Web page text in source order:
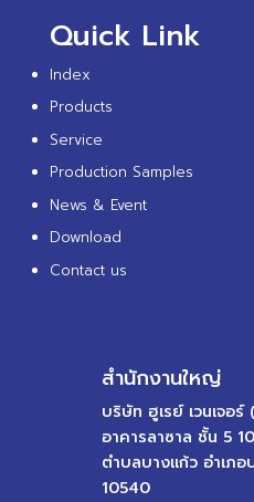
Quick Link
Index
Products
Service
Production Samples
News & Event
Download
Contact us
สำนักงานใหญ่
บริษัท ฮูเรย์ เวนเจอร์
อาคารลาซาล ชั้น 5
ตำบลบางแก้ว อำเภ
10540